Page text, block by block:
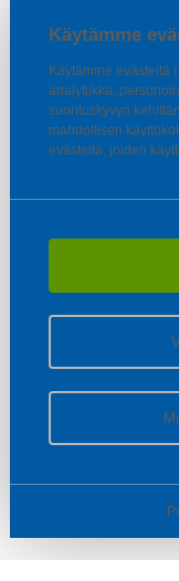
Käytämme
Käytämme evästeitä
analytiikka,
suorituskyvyn
mahdollisen
evästeitä, joiden